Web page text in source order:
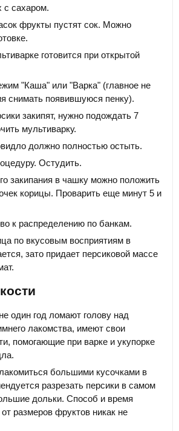
с сахаром.
фрукты пустят сок. Можно
готовится при открытой
"Каша" или "Варка" (главное не
снимать появившуюся пенку).
закипят, нужно подождать 7
мультиварку.
должно полностью остыть.
Остудить.
закипания в чашку можно положить
корицы. Проварить еще минут 5 и
к распределению по банкам.
по вкусовым восприятиям в
зато придает персиковой массе
один год ломают голову над
лакомства, имеют свои
помогающие при варке и укупорке
большими кусочками в
разрезать персики в самом
дольки. Способ и время
от размеров фруктов никак не